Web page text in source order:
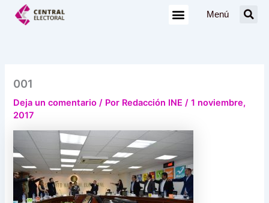
Menú
001
Deja un comentario / Por Redacción INE/1 noviembre,
2017